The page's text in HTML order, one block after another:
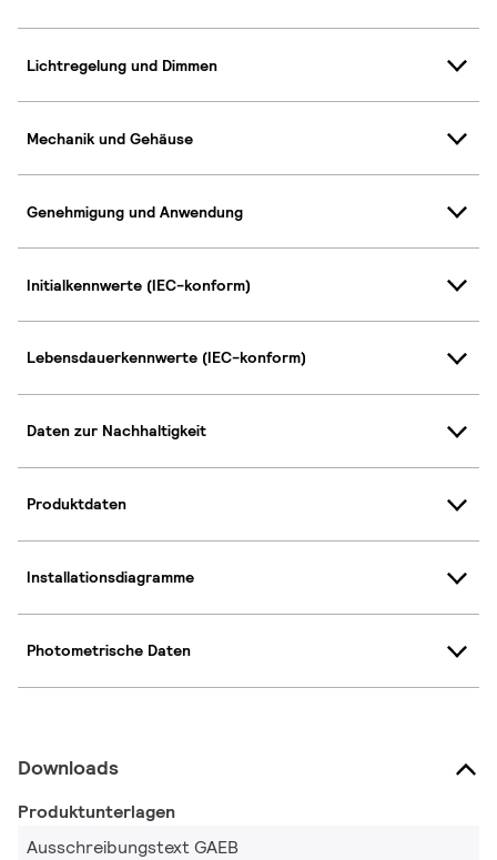
Lichtregelung und Dimmen
Mechanik und Gehäuse
Genehmigung und Anwendung
Initialkennwerte (IEC-konform)
Lebensdauerkennwerte (IEC-konform)
Daten zur Nachhaltigkeit
Produktdaten
Installationsdiagramme
Photometrische Daten
Downloads
Produktunterlagen
Ausschreibungstext GAEB